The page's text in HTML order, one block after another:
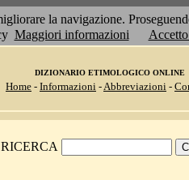
la navigazione.
Maggiori informazioni
DIZIONARIO ETIMOLOGICO ONLINE
Home - Informazioni -Abbreviazioni -
RICERCA